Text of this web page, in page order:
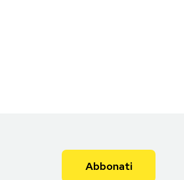
Abbonati